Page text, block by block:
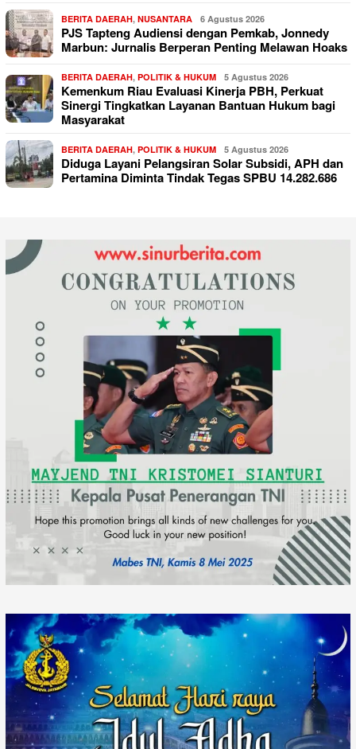
BERITA DAERAH, NUSANTARA 6 Agustus 2026
PJS Tapteng Audiensi dengan Pemkab, Jonnedy
Marbun: Jurnalis Berperan Penting Melawan Hoaks
BERITA DAERAH, POLITIK & HUKUM 5 Agustus 2026
Kemenkum Riau Evaluasi Kinerja PBH, Perkuat
Sinergi Tingkatkan Layanan Bantuan Hukum bagi
Masyarakat
BERITA DAERAH, POLITIK & HUKUM 5 Agustus 2026
Diduga Layani Pelangsiran Solar Subsidi, APH dan
Pertamina Diminta Tindak Tegas SPBU 14.282.686